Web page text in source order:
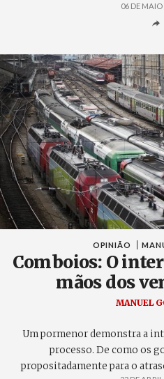
06 DE MAIO
OPINIÃO
Comboios: O
mãos dos
MANUEL
Um pormenor demonstra a
processo. De como os
propositadamente para o